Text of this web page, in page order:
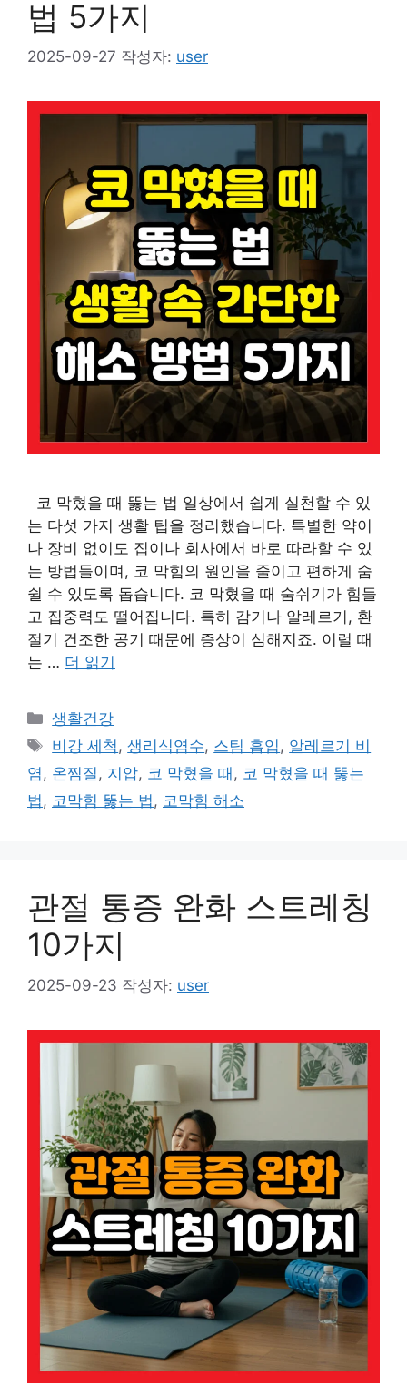
법 5가지
2025-09-27 작성자: user
코 막혔을 때 뚫는 법 일상에서 쉽게 실천할 수 있
는 다섯 가지 생활 팁을 정리했습니다. 특별한 약이
나 장비 없이도 집이나 회사에서 바로 따라할 수 있
는 방법들이며, 코 막힘의 원인을 줄이고 편하게 숨
쉴 수 있도록 돕습니다. 코 막혔을 때 숨쉬기가 힘들
고 집중력도 떨어집니다. 특히 감기나 알레르기, 환
절기 건조한 공기 때문에 증상이 심해지죠. 이럴 때
는 … 더 읽기
카
테
리
생활건강
태
그
비강 세척,생리식염수, 스팀 흡입, 알레르기 비
염, 온찜질, 지압, 코 막혔을 때 , 코 막혔을 때 뚫는
법, 코막힘 뚫는 법, 코막힘 해소
관절 통증 완화 스트레칭
10가지
2025-09-23 작성자: user